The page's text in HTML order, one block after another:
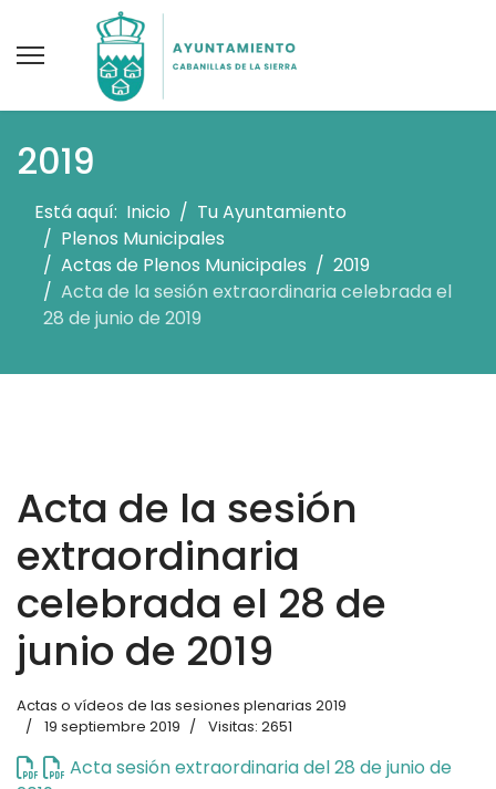
2019
Está aquí: Inicio
Tu Ayuntamiento
Plenos Municipales
Actas de Plenos Municipales
2019
Acta de la sesión extraordinaria celebrada el
28 de junio de 2019
Acta de la sesión
extraordinaria
celebrada el 28 de
junio de 2019
Actas o vídeos de las sesiones plenarias 2019
19 septiembre 2019
Visitas: 2651
Acta sesión extraordinaria del 28 de junio de